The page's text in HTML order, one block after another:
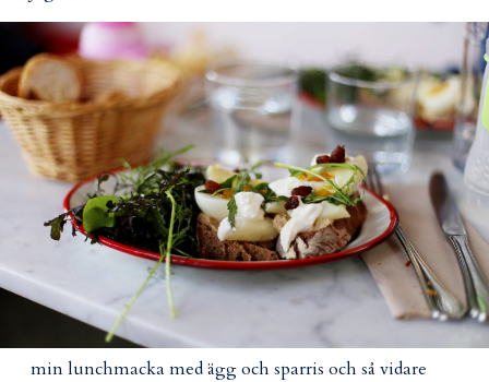
min lunchmacka med ägg och sparris och så vidare